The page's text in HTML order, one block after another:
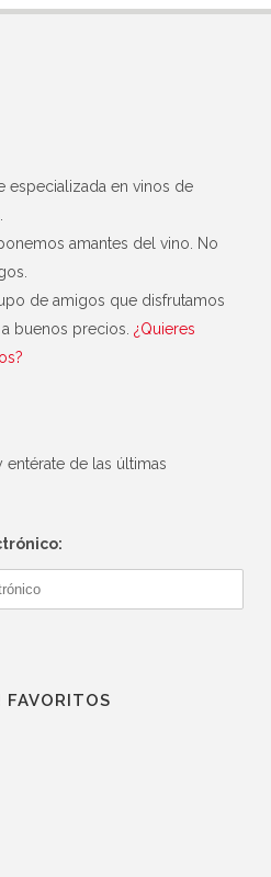
especializada en vinos de
amantes del vino. No
de amigos que disfrutamos
buenos precios. ¿Quieres
entérate de las últimas
FAVORITOS